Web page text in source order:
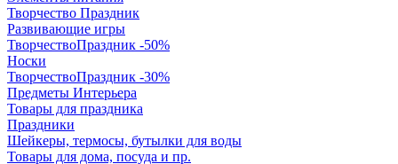
Творчество Праздник
Развивающие игры
ТворчествоПраздник -50%
Носки
ТворчествоПраздник -30%
Предметы Интерьера
Товары для праздника
Праздники
Шейкеры, термосы, бутылки для воды
Товары для дома, посуда и пр.